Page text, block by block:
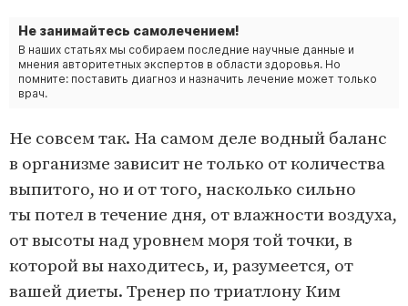
Не занимайтесь самолечением!
В наших статьях мы собираем последние научные данные и
мнения авторитетных экспертов в области здоровья. Но
помните: поставить диагноз и назначить лечение может только
врач.
Не совсем так. На самом деле водный баланс
в организме зависит не только от количеств­а
выпитого, но и от того, насколько сильно
ты потел в течение дня, от влажности воздуха,
от высоты над уровнем моря той точки, в
которой вы находитесь, и, разумеется, от
вашей дие­ты. Тренер по триатлону Ким